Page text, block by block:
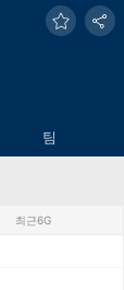
팀
최근6G